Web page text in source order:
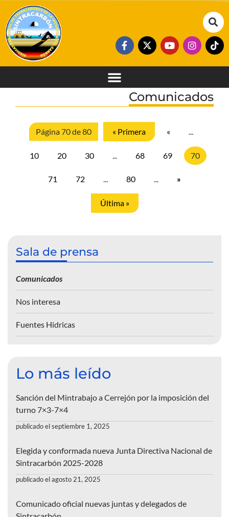
Comunicados
Página 70 de 80 « Primera « ...
10 20 30 ... 68 69 70
71 72 ... 80 ... »
Última »
Sala de prensa
Comunicados
Nos interesa
Fuentes Hidricas
Lo más leído
Sanción del Mintrabajo a Cerrejón por la imposición del
turno 7×3-7×4
publicado el septiembre 1, 2025
Elegida y conformada nueva Junta Directiva Nacional de
Sintracarbón 2025-2028
publicado el agosto 21, 2025
Comunicado oficial nuevas juntas y delegados de